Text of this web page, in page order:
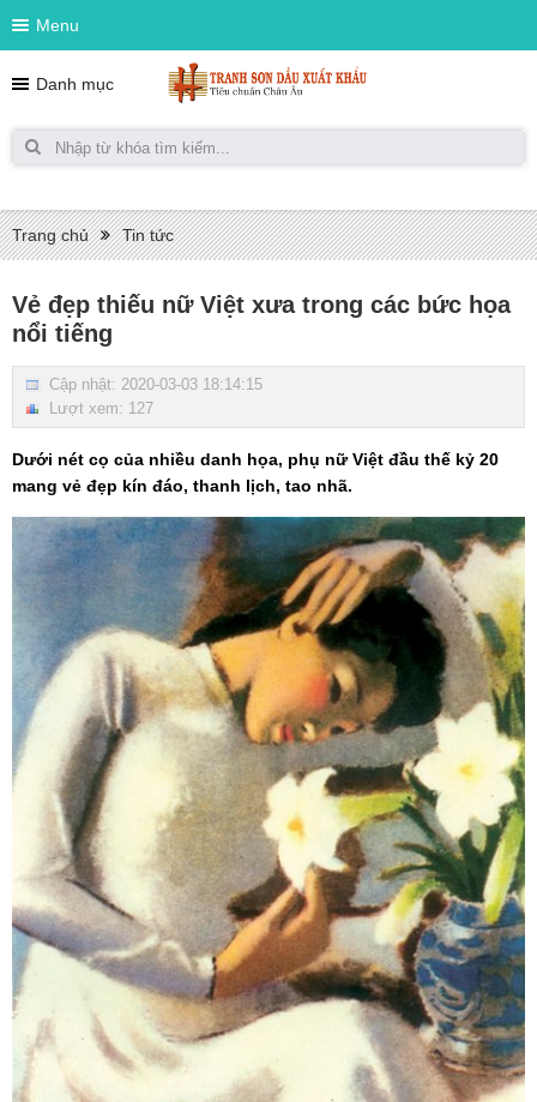
Menu
Danh mục
Trang chủ Tin tức
Vẻ đẹp thiếu nữ Việt xưa trong các bức họa
nổi tiếng
Cập nhật: 2020-03-03 18:14:15
Lượt xem: 127
Dưới nét cọ của nhiều danh họa, phụ nữ Việt đầu thế kỷ 20
mang vẻ đẹp kín đáo, thanh lịch, tao nhã.